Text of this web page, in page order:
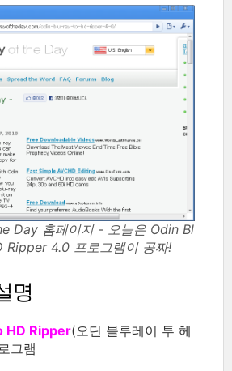
Day 홈페이지 - 오늘은 Odin Bl
4.0 프로그램이 공짜!
명
HD Ripper(오딘 블루레이 투 헤
그램